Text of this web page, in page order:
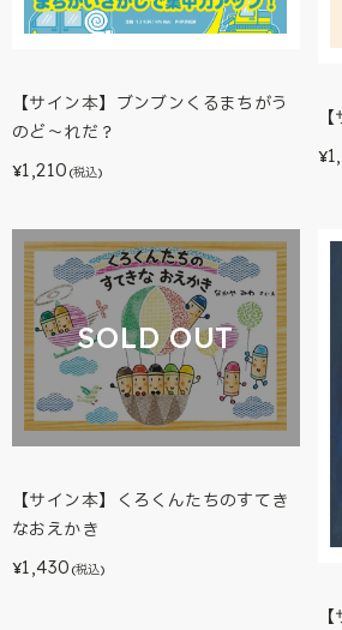
【サイン本】ブンブンくるまちがう
のど～れだ？
¥1,210 (税込)
¥
SOLD OUT
【サイン本】くろくんたちのすてき
なおえかき
¥1,430 (税込)